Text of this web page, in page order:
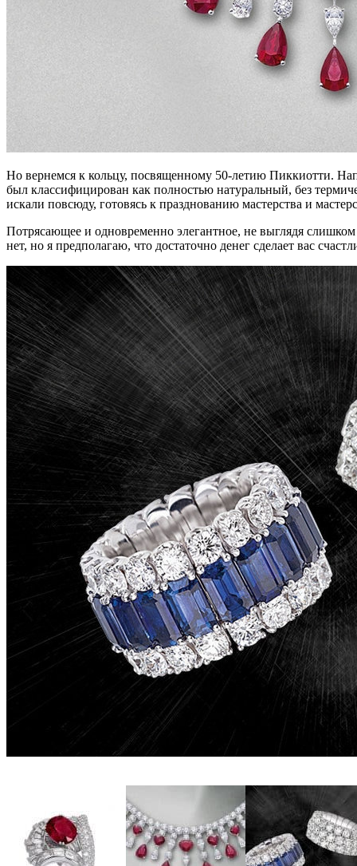
Но вернемся к кольцу, посвященному 50-летию Пиккиотти.
был классифицирован как полностью натуральный, без
искали повсюду, готовясь к празднованию мастерства и
Потрясающее и одновременно элегантное, не выглядя
нет, но я предполагаю, что достаточно денег сделает вас